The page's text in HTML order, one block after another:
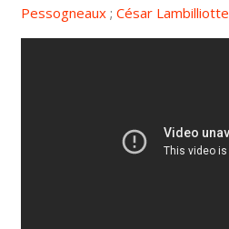
Pessogneaux; César Lambilliotte